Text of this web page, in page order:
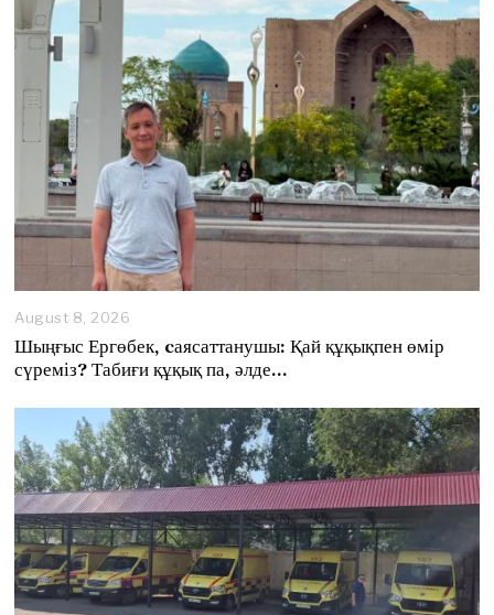
August 8, 2026
u
g
u
t
8
,
2
0
2
6
Шыңғыс Ергөбек, cаясаттанушы: Қай құқықпен өмір
сүреміз? Табиғи құқық па, әлде…